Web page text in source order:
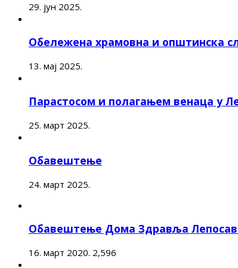
29. јун 2025.
Обележена храмовна и општинска
13. мај 2025.
Парастосом и полагањем венаца у
25. март 2025.
Обавештење
24. март 2025.
Обавештење Дома Здравља
16. март 2020. 2,596